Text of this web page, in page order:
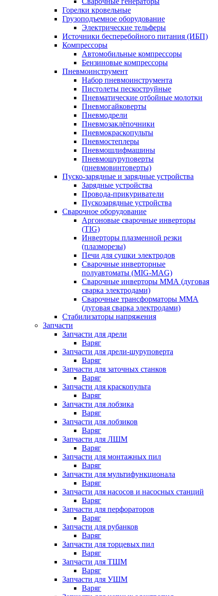
Горелки кровельные
Грузоподъемное оборудование
Электрические тельферы
Источники бесперебойного питания (ИБП)
Компрессоры
Автомобильные компрессоры
Бензиновые компрессоры
Пневмоинструмент
Набор пневмоинструмента
Пистолеты пескоструйные
Пневматические отбойные молотки
Пневмогайковерты
Пневмодрели
Пневмозаклёпочники
Пневмокраскопульты
Пневмостеплеры
Пневмошлифмашины
Пневмошуруповерты
(пневмовинтоверты)
Пуско-зарядные и зарядные устройства
Зарядные устройства
Провода-прикуриватели
Пускозарядные устройства
Сварочное оборудование
Аргоновые сварочные инверторы
(TIG)
Инверторы плазменной резки
(плазморезы)
Печи для сушки электродов
Сварочные инверторные
полуавтоматы (MIG-MAG)
Сварочные инверторы ММА (дуговая
сварка электродами)
Сварочные трансформаторы ММА
(дуговая сварка электродами)
Стабилизаторы напряжения
Запчасти
Запчасти для дрели
Варяг
Запчасти для дрели-шуруповерта
Варяг
Запчасти для заточных станков
Варяг
Запчасти для краскопульта
Варяг
Запчасти для лобзика
Варяг
Запчасти для лобзиков
Варяг
Запчасти для ЛШМ
Варяг
Запчасти для монтажных пил
Варяг
Запчасти для мультифункционала
Варяг
Запчасти для насосов и насосных станций
Варяг
Запчасти для перфораторов
Варяг
Запчасти для рубанков
Варяг
Запчасти для торцевых пил
Варяг
Запчасти для ТШМ
Варяг
Запчасти для УШМ
Варяг